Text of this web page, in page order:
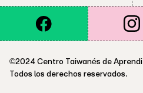
©2024 Centro Taiwanés de
Todos los derechos reservados.